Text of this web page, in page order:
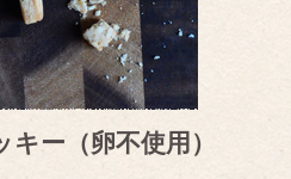
ー（卵不使用）